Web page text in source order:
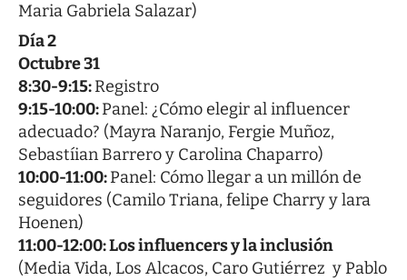
Maria Gabriela Salazar)
Día 2
Octubre 31
8:30-9:15:Registro
9:15-10:00:Panel: ¿Cómo elegir al influencer
adecuado? (Mayra Naranjo, Fergie Muñoz,
Sebastíian Barrero y Carolina Chaparro)
10:00-11:00:Panel: Cómo llegar a un millón de
seguidores (Camilo Triana, felipe Charry y lara
Hoenen)
11:00-12:00: Los influencers y la inclusión
(Media Vida, Los Alcacos, Caro Gutiérrez y Pablo